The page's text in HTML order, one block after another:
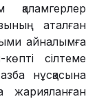
қаламгерлер
аталған
айналымға
сілтеме
нұсқасына
жарияланған